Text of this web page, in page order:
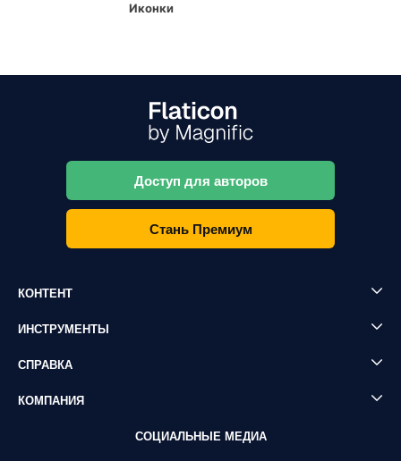
Иконки
Доступ для авторов
Стань Премиум
КОНТЕНТ
ИНСТРУМЕНТЫ
СПРАВКА
КОМПАНИЯ
СОЦИАЛЬНЫЕ МЕДИА